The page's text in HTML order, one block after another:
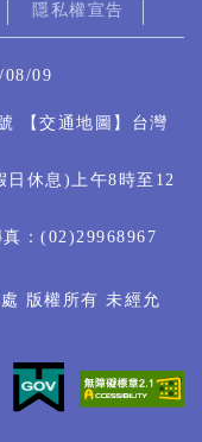
隱私權宣告
08/09
【交通地圖 】台灣
日休息)上午8時至12
真：(02)29968967
版權所有 未經允